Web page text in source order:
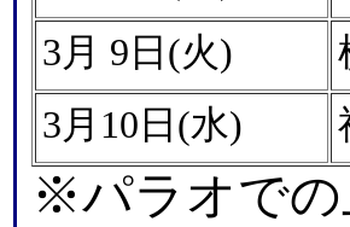
3月 9日(火)
3月10日(水)
※パラオでの